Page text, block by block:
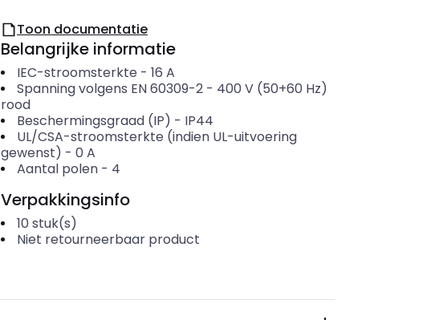
Toon documentatie
Belangrijke informatie
IEC-stroomsterkte - 16 A
Spanning volgens EN 60309-2- 400 V (50+60 Hz)
rood
Beschermingsgraad (IP) - IP44
UL/CSA-stroomsterkte (indien UL-uitvoering
gewenst) - 0 A
Aantal polen- 4
Verpakkingsinfo
10 stuk(s)
Niet retourneerbaar product